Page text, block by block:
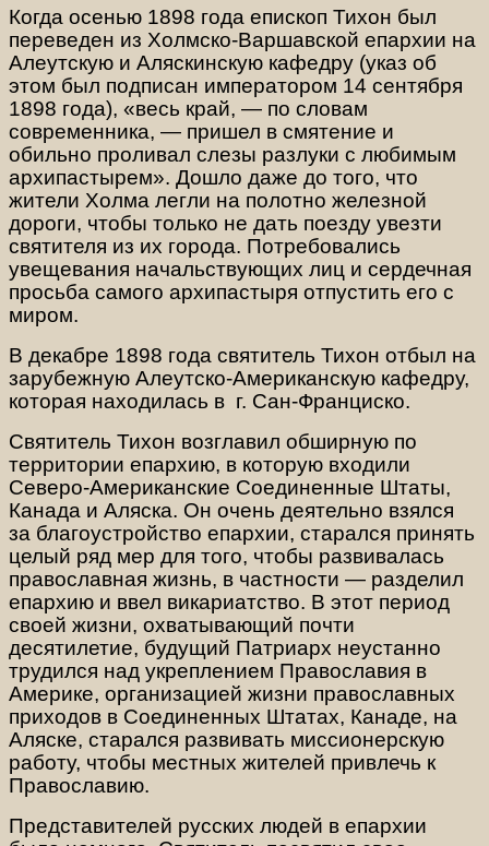
Когда осенью 1898 года епископ Тихон был
переведен из Холмско-Варшавской епархии на
Алеутскую и Аляскинскую кафедру (указ об
этом был подписан императором 14 сентября
1898 года), «весь край, — по словам
современника, — пришел в смятение и
обильно проливал слезы разлуки с любимым
архипастырем». Дошло даже до того, что
жители Холма легли на полотно железной
дороги, чтобы только не дать поезду увезти
святителя из их города. Потребовались
увещевания начальствующих лиц и сердечная
просьба самого архипастыря отпустить его с
миром.
В декабре 1898 года святитель Тихон отбыл на
зарубежную Алеутско-Американскую кафедру,
которая находилась в г. Сан-Франциско.
Святитель Тихон возглавил обширную по
территории епархию, в которую входили
Северо-Американские Соединенные Штаты,
Канада и Аляска. Он очень деятельно взялся
за благоустройство епархии, старался принять
целый ряд мер для того, чтобы развивалась
православная жизнь, в частности — разделил
епархию и ввел викариатство. В этот период
своей жизни, охватывающий почти
десятилетие, будущий Патриарх неустанно
трудился над укреплением Православия в
Америке, организацией жизни православных
приходов в Соединенных Штатах, Канаде, на
Аляске, старался развивать миссионерскую
работу, чтобы местных жителей привлечь к
Православию.
Представителей русских людей в епархии